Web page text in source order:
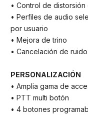
• Control de
• Perfiles de audio
por usuario
• Mejora de trino
• Cancelación de ruido
PERSONALIZACIÓN
• Amplia gama de
• PTT multi botón
• 4 botones